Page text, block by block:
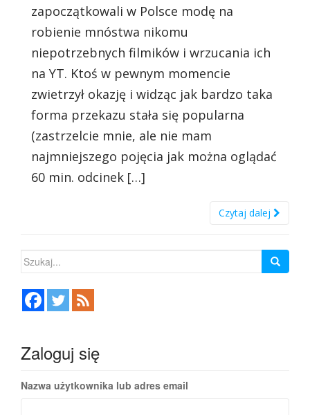
zapoczątkowali w Polsce modę na
robienie mnóstwa nikomu
niepotrzebnych filmików i wrzucania ich
na YT. Ktoś w pewnym momencie
zwietrzył okazję i widząc jak bardzo taka
forma przekazu stała się popularna
(zastrzelcie mnie, ale nie mam
najmniejszego pojęcia jak można oglądać
60 min. odcinek […]
Czytaj dalej
Szukaj:
Zaloguj się
Nazwa użytkownika lub adres email